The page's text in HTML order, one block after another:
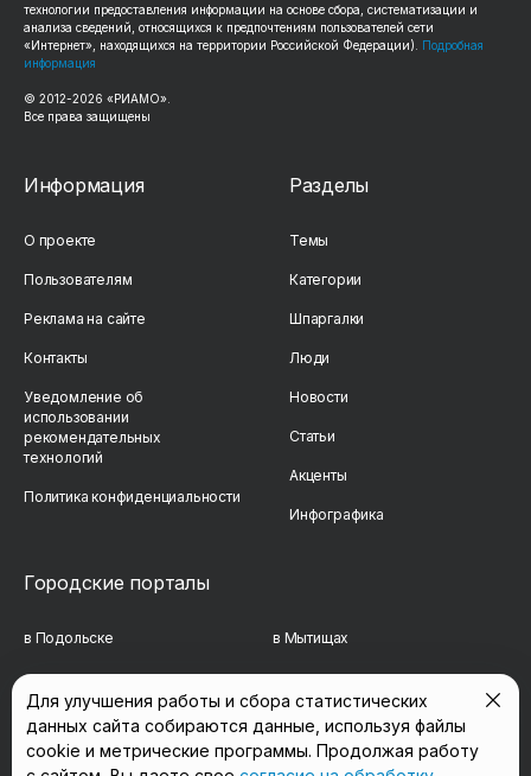
технологии предоставления информации на основе сбора, систематизации и
анализа сведений, относящихся к предпочтениям пользователей сети
«Интернет», находящихся на территории Российской Федерации). Подробная
информация
© 2012-2026 «РИАМО».
Все права защищены
Информация
О проекте
Пользователям
Реклама на сайте
Контакты
Уведомление об
использовании
рекомендательных
технологий
Политика конфиденциальности
Разделы
Темы
Категории
Шпаргалки
Люди
Новости
Статьи
Акценты
Инфографика
Городские порталы
в Подольске в Мытищах
в Сергиевом Посаде в Люберцах
в Красногорске в Королёве
Для улучшения работы и сбора статистических
данных сайта собираются данные, используя файлы
cookie и метрические программы. Продолжая работу